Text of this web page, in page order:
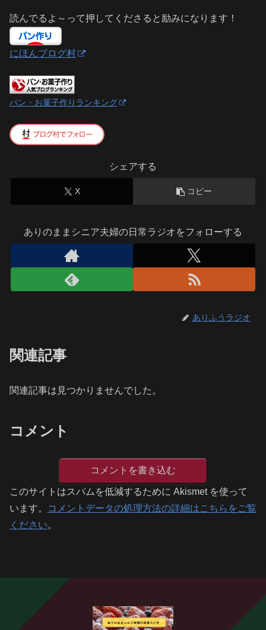
読んでるよ～って押してくださると励みになります！
にほんブログ村
パン・お菓子作りランキング
シェアする
X コピー
ありのままシニア夫婦の日常ラジオをフォローする
ありふうラジオ
関連記事
関連記事は見つかりませんでした。
コメント
コメントを書き込む
このサイトはスパムを低減するために Akismet を使って
います。
コメントデータの処理方法の詳細はこちらをご覧
ください。